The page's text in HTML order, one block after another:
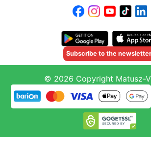
Subscribe to the
© 2026 Copyright Matusz-